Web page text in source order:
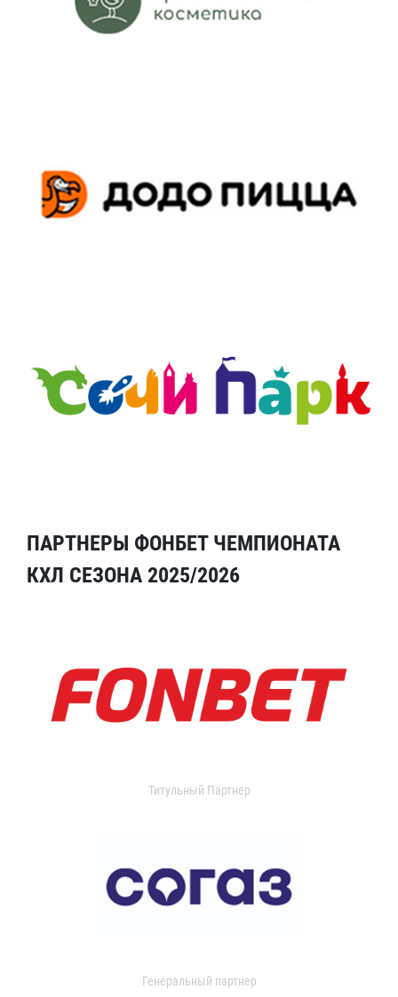
ПАРТНЕРЫ ФОНБЕТ ЧЕМПИОНАТА
КХЛ СЕЗОНА 2025/2026
Титульный Партнер
Генеральный партнер